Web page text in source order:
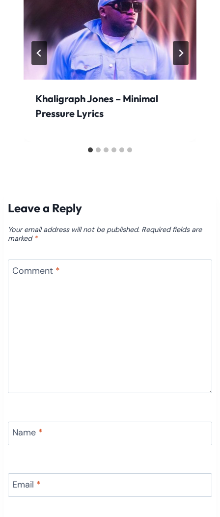
Khaligraph Jones – Minimal
Pressure Lyrics
Leave a Reply
Your email address will not be published. Required fields are
marked *
Comment *
Name *
Email *